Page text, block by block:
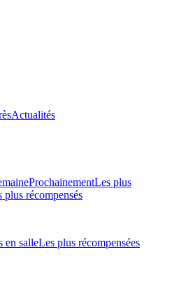
Actualités
ProchainementLes plus
plus récompensés
en salleLes plus récompensées